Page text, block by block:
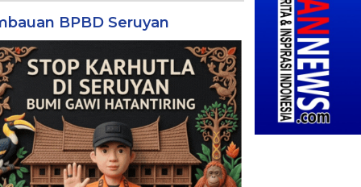
BPBD Seruyan